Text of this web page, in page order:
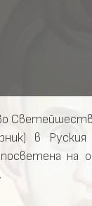
в Руския
на